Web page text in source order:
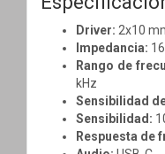
Driver: 2x10
Impedancia:
Rango de
kHz
Sensibilidad
Sensibilidad:
Respuesta de